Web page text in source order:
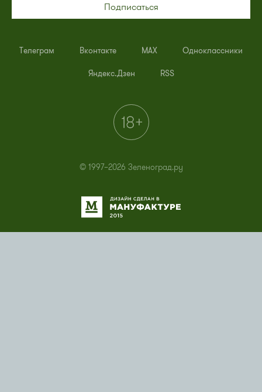
Подписаться
Телеграм Вконтакте MAX Одноклассники
Яндекс.Дзен RSS
© 1997–2026 Зеленоград.ру